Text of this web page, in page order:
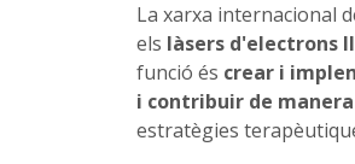
La xarxa internacional
els làsers d'electrons
funció és crear i
i contribuir de
estratègies